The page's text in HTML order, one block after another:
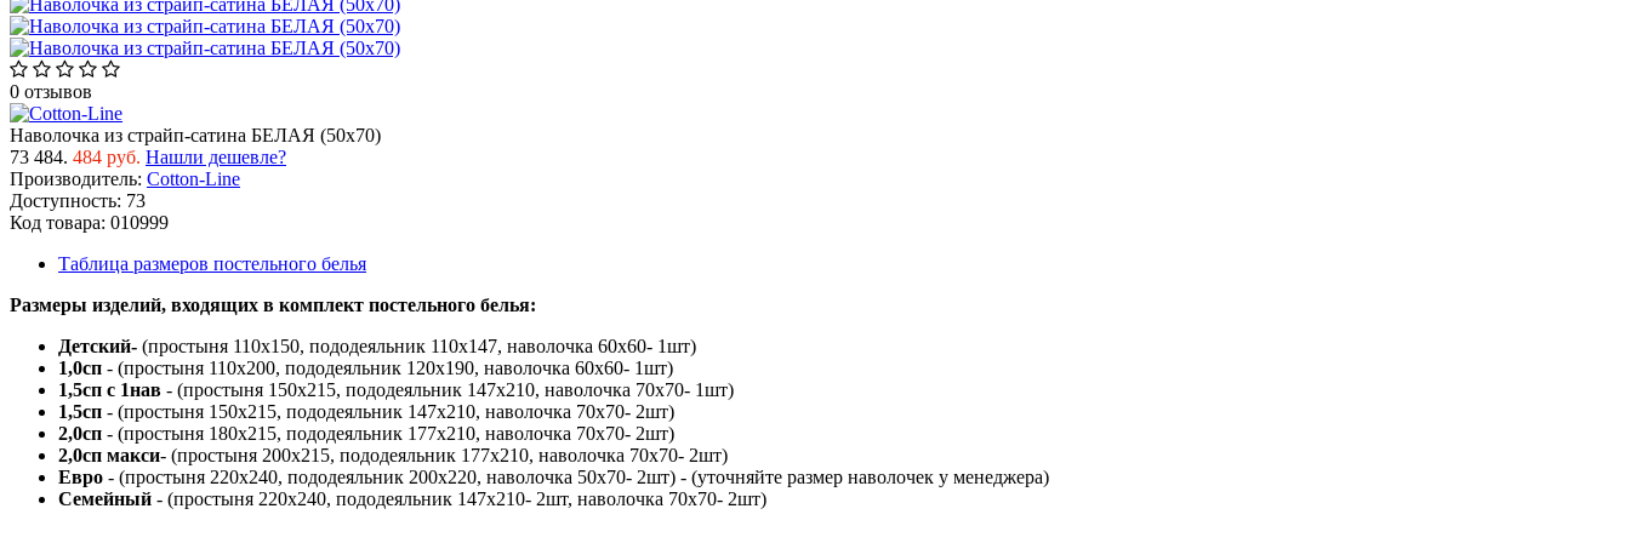
0 отзывов
Наволочка из страйп-сатина БЕЛАЯ (50х70)
73 484. 484 руб. Нашли дешевле?
Производитель: Cotton-Line
Доступность: 73
Код товара: 010999
Таблица размеров постельного белья
Размеры изделий, входящих в комплект постельного белья:
Детский- (простыня 110х150, пододеяльник 110х147, наволочка 60х60- 1шт)
1,0сп - (простыня 110х200, пододеяльник 120х190, наволочка 60х60- 1шт)
1,5сп с 1нав - (простыня 150х215, пододеяльник 147х210, наволочка 70х70- 1шт)
1,5сп - (простыня 150х215, пододеяльник 147х210, наволочка 70х70- 2шт)
2,0сп - (простыня 180х215, пододеяльник 177х210, наволочка 70х70- 2шт)
2,0сп макси- (простыня 200х215, пододеяльник 177х210, наволочка 70х70- 2шт)
Евро - (простыня 220х240, пододеяльник 200х220, наволочка 50х70- 2шт) - (уточняйте размер наволочек у менеджера)
Семейный - (простыня 220х240, пододеяльник 147х210- 2шт, наволочка 70х70- 2шт)